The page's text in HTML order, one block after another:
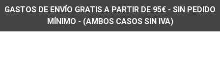
GASTOS DE ENVÍO GRATIS A PARTIR DE 95€ - SIN PEDIDO
MÍNIMO - (AMBOS CASOS SIN IVA)